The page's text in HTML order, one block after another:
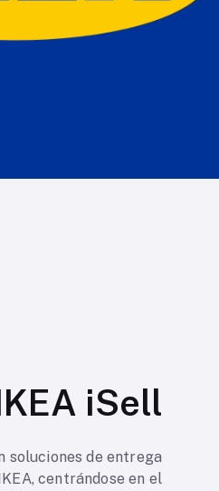
iSell
soluciones de entrega
centrándose en el